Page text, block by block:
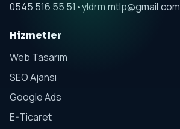
0545 516 55 51 •yldrm.mtlp@gmail.com
Hizmetler
Web Tasarım
SEO Ajansı
Google Ads
E-Ticaret